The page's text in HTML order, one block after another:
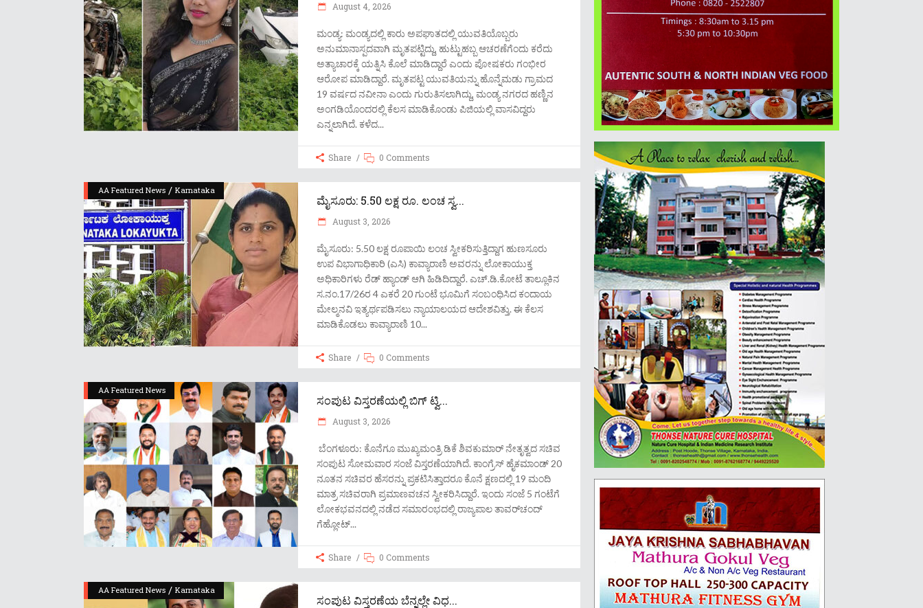
August 4, 2026
ಮಂಡ್ಯ: ಮಂಡ್ಯದಲ್ಲಿ ಕಾರು ಅಪಘಾತದಲ್ಲಿ ಯುವತಿಯೊಬ್ಬರು
ಅನುಮಾನಾಸ್ಪದವಾಗಿ ಮೃತಪಟ್ಟಿದ್ದು, ಹುಟ್ಟುಹಬ್ಬ ಆಚರಣೆಗೆಂದು ಕರೆದು
ಅತ್ಯಾಚಾರಕ್ಕೆ ಯತ್ನಿಸಿ ಕೊಲೆ ಮಾಡಿದ್ದಾರೆ ಎಂದು ಪೋಷಕರು ಗಂಭೀರ
ಆರೋಪ ಮಾಡಿದ್ದಾರೆ. ಮೃತಪಟ್ಟ ಯುವತಿಯನ್ನು ಹೊನ್ನೆಮಡು ಗ್ರಾಮದ
19 ವರ್ಷದ ನವೀನಾ ಎಂದು ಗುರುತಿಸಲಾಗಿದ್ದು, ಮಂಡ್ಯ ನಗರದ ಹಣ್ಣಿನ
ಅಂಗಡಿಯೊಂದರಲ್ಲಿ ಕೆಲಸ ಮಾಡಿಕೊಂಡು ಪಿಜಿಯಲ್ಲಿ ವಾಸವಿದ್ದರು
ಎನ್ನಲಾಗಿದೆ. ಕಳೆದ
Share 0 Comments
AA Featured News / Karnataka
ಮೈಸೂರು: 5.50 ಲಕ್ಷ ರೂ. ಲಂಚ ಸ್ವ...
August 3, 2026
ಮೈಸೂರು: 5.50 ಲಕ್ಷ ರೂಪಾಯಿ ಲಂಚ ಸ್ವೀಕರಿಸುತ್ತಿದ್ದಾಗ ಹುಣಸೂರು
ಉಪ ವಿಭಾಗಾಧಿಕಾರಿ (ಎಸಿ) ಕಾವ್ಯಾರಾಣಿ ಅವರನ್ನು ಲೋಕಾಯುಕ್ತ
ಅಧಿಕಾರಿಗಳು ರೆಡ್ ಹ್ಯಾಂಡ್ ಆಗಿ ಹಿಡಿದಿದ್ದಾರೆ. ಎಚ್.ಡಿ.ಕೋಟೆ ತಾಲ್ಲೂಕಿನ
ಸ.ನಂ.17/26ರ 4 ಎಕರೆ 20 ಗುಂಟೆ ಭೂಮಿಗೆ ಸಂಬಂಧಿಸಿದ ಕಂದಾಯ
ಮೇಲ್ಮನವಿ ಇತ್ಯರ್ಥಪಡಿಸಲು ನ್ಯಾಯಾಲಯದ ಆದೇಶವಿತ್ತು. ಈ ಕೆಲಸ
ಮಾಡಿಕೊಡಲು ಕಾವ್ಯಾರಾಣಿ 10
Share 0 Comments
AA Featured News
ಸಂಪುಟ ವಿಸ್ತರಣೆಯಲ್ಲಿ ಬಿಗ್ ಟ್ವಿ...
August 3, 2026
ಬೆಂಗಳೂರು: ಕೊನೆಗೂ ಮುಖ್ಯಮಂತ್ರಿ ಡಿಕೆ ಶಿವಕುಮಾರ್ ನೇತೃತ್ವದ ಸಚಿವ
ಸಂಪುಟ ಸೋಮವಾರ ಸಂಜೆ ವಿಸ್ತರಣೆಯಾಗಿದೆ. ಕಾಂಗ್ರೆಸ್ ಹೈಕಮಾಂಡ್ 20
ನೂತನ ಸಚಿವರ ಹೆಸರನ್ನು ಪ್ರಕಟಿಸಿತ್ತಾದರೂ ಕೊನೆ ಕ್ಷಣದಲ್ಲಿ 19 ಮಂದಿ
ಮಾತ್ರ ಸಚಿವರಾಗಿ ಪ್ರಮಾಣವಚನ ಸ್ವೀಕರಿಸಿದ್ದಾರೆ. ಇಂದು ಸಂಜೆ 5 ಗಂಟೆಗೆ
ಲೋಕಭವನದಲ್ಲಿ ನಡೆದ ಸಮಾರಂಭದಲ್ಲಿ ರಾಜ್ಯಪಾಲ ತಾವರ್‌ಚಂದ್
ಗೆಹ್ಲೋಟ್
Share 0 Comments
AA Featured News / Karnataka
ಸಂಪುಟ ವಿಸ್ತರಣೆಯ ಬೆನ್ನಲ್ಲೇ ವಿಧ...